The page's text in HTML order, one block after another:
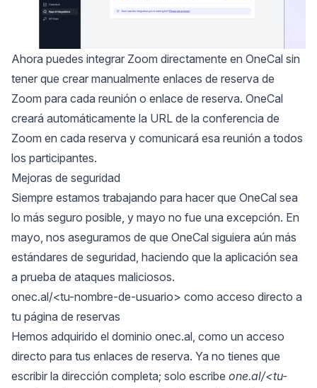
Ahora puedes integrar Zoom directamente en OneCal sin
tener que crear manualmente enlaces de reserva de
Zoom para cada reunión o enlace de reserva. OneCal
creará automáticamente la URL de la conferencia de
Zoom en cada reserva y comunicará esa reunión a todos
los participantes.
Mejoras de seguridad
Siempre estamos trabajando para hacer que OneCal sea
lo más seguro posible, y mayo no fue una excepción. En
mayo, nos aseguramos de que OneCal siguiera aún más
estándares de seguridad, haciendo que la aplicación sea
a prueba de ataques maliciosos.
onec.al/<tu-nombre-de-usuario> como acceso directo a
tu página de reservas
Hemos adquirido el dominio onec.al, como un acceso
directo para tus enlaces de reserva. Ya no tienes que
escribir la dirección completa; solo escribe one.al/<tu-